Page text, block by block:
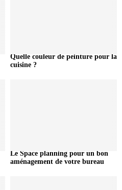
Quelle couleur de peinture pour la
cuisine ?
Le Space planning pour un bon
aménagement de votre bureau